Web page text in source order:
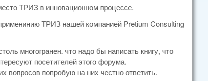
ТРИЗ в инновационном процессе.
ТРИЗ нашей компанией Pretium Consulting
многогранен. что надо бы написать книгу, что
посетителей этого форума.
вопросов попробую на них честно ответить.